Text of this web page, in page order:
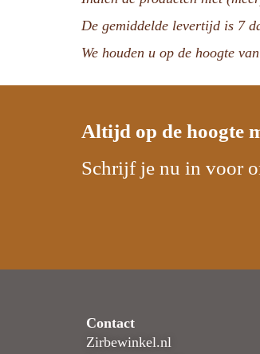
De gemiddelde levertijd is 7
We houden u op de hoogte
Altijd op de hoogte
Schrijf je nu in voor
Contact
Zirbewinkel.nl